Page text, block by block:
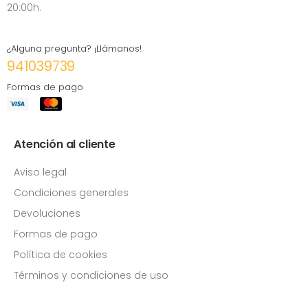
20:00h.
¿Alguna pregunta? ¡Llámanos!
941039739
Formas de pago
Atención al cliente
Aviso legal
Condiciones generales
Devoluciones
Formas de pago
Política de cookies
Términos y condiciones de uso